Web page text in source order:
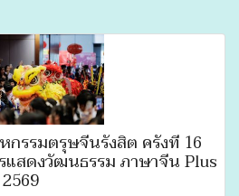
รรมตรุษจีนรังสิต ครั้งที่ 16
แสดงวัฒนธรรม ภาษาจีน Plus